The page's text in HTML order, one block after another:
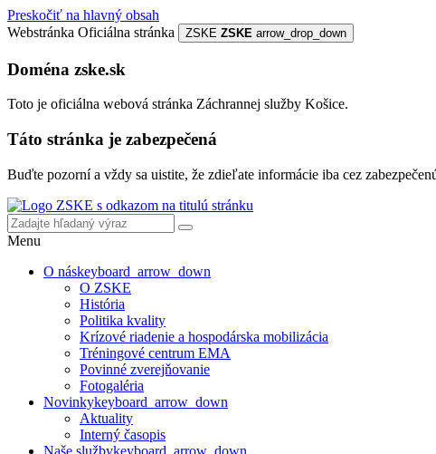
Preskočiť na hlavný obsah
Webstránka Oficiálna stránka ZSKE ZSKE arrow_drop_down
Doména zske.sk
Toto je oficiálna webová stránka Záchrannej služby Košice.
Táto stránka je zabezpečená
Buďte pozorní a vždy sa uistite, že zdieľate informácie iba cez
Menu
O náskeyboard_arrow_down
O ZSKE
História
Politika kvality
Krízové riadenie a hospodárska mobilizácia
Tréningové centrum EMA
Povinné zverejňovanie
Fotogaléria
Novinkykeyboard_arrow_down
Aktuality
Interný časopis
Naše službykeyboard_arrow_down